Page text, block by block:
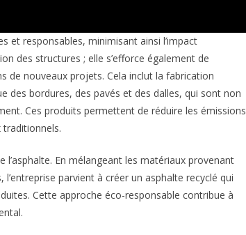
et responsables, minimisant ainsi l’impact
des structures ; elle s’efforce également de
de nouveaux projets. Cela inclut la fabrication
des bordures, des pavés et des dalles, qui sont non
Ces produits permettent de réduire les émissions
l’asphalte. En mélangeant les matériaux provenant
parvient à créer un asphalte recyclé qui
Cette approche éco-responsable contribue à